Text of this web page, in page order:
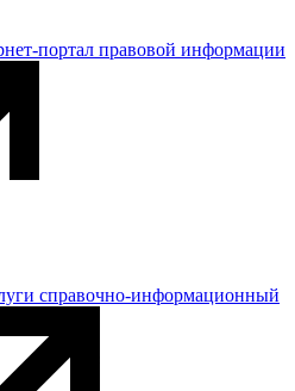
портал правовой информации
справочно-информационный